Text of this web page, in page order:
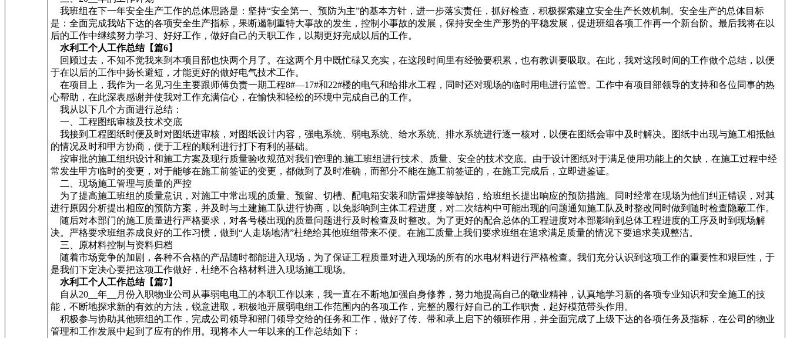
我班组在下一年安全生产工作的总体思路是：坚持“安全第一、预防为主”的基本方针，进一步落实责任，抓好检查，积极探索建立安全生产长效机制。安全生产的总体目标
是：全面完成我站下达的各项安全生产指标，果断遏制重特大事故的发生，控制小事故的发展，保持安全生产形势的平稳发展，促进班组各项工作再一个新台阶。最后我将在以
后的工作中继续努力学习、好好工作，做好自己的天职工作，以期更好完成以后的工作。
水利工个人工作总结【篇6】
回顾过去，不知不觉我来到本项目部也快两个月了。在这两个月中既忙碌又充实，在这段时间里有经验要积累，也有教训要吸取。在此，我对这段时间的工作做个总结，以便
于在以后的工作中扬长避短，才能更好的做好电气技术工作。
在项目上，我作为一名见习生主要跟师傅负责一期工程8#—17#和22#楼的电气和给排水工程，同时还对现场的临时用电进行监管。工作中有项目部领导的支持和各位同事的热
心帮助，在此深表感谢并使我对工作充满信心，在愉快和轻松的环境中完成自己的工作。
我从以下几个方面进行总结：
一、工程图纸审核及技术交底
我接到工程图纸时便及时对图纸进审核，对图纸设计内容，强电系统、弱电系统、给水系统、排水系统进行逐一核对，以便在图纸会审中及时解决。图纸中出现与施工相抵触
的情况及时和甲方协商，便于工程的顺利进行打下有利的基础。
按审批的施工组织设计和施工方案及现行质量验收规范对我们管理的.施工班组进行技术、质量、安全的技术交底。由于设计图纸对于满足使用功能上的欠缺，在施工过程中经
常发生甲方临时的变更，对于能够在施工前签证的变更，都做到了及时准确，而部分不能在施工前签证的，在施工完成后，立即进鉴证。
二、现场施工管理与质量的严控
为了提高施工班组的质量意识，对施工中常出现的质量、预留、切槽、配电箱安装和防雷焊接等缺陷，给班组长提出响应的预防措施。同时经常在现场为他们纠正错误，对其
进行原因分析提出相应的预防方案，并及时与土建施工队进行协商，以免影响到主体工程进度，对二次结构中可能出现的问题通知施工队及时整改同时做到随时检查隐蔽工作。
随后对本部门的施工质量进行严格要求，对各号楼出现的质量问题进行及时检查及时整改。为了更好的配合总体的工程进度对本部影响到总体工程进度的工序及时到现场解
决。严格要求班组养成良好的工作习惯，做到“人走场地清”杜绝给其他班组带来不便。在施工质量上我们要求班组在追求满足质量的情况下要追求美观整洁。
三、原材料控制与资料归档
随着市场竞争的加剧，各种不合格的产品随时都能进入现场，为了保证工程质量对进入现场的所有的水电材料进行严格检查。我们充分认识到这项工作的重要性和艰巨性，于
是我们下定决心要把这项工作做好，杜绝不合格材料进入现场施工现场。
水利工个人工作总结【篇7】
自从20__年__月份入职物业公司从事弱电电工的本职工作以来，我一直在不断地加强自身修养，努力地提高自己的敬业精神，认真地学习新的各项专业知识和安全施工的技
能，不断地探求新的有效的方法，锐意进取，积极地开展弱电组工作范围内的各项工作，完整的履行好自己的工作职责，起好模范带头作用。
积极参与协助其他班组的工作，完成公司领导和部门领导交给的任务和工作，做好了传、带和承上启下的领班作用，并全面完成了上级下达的各项任务及指标，在公司的物业
管理和工作发展中起到了应有的作用。现将本人一年以来的工作总结如下：